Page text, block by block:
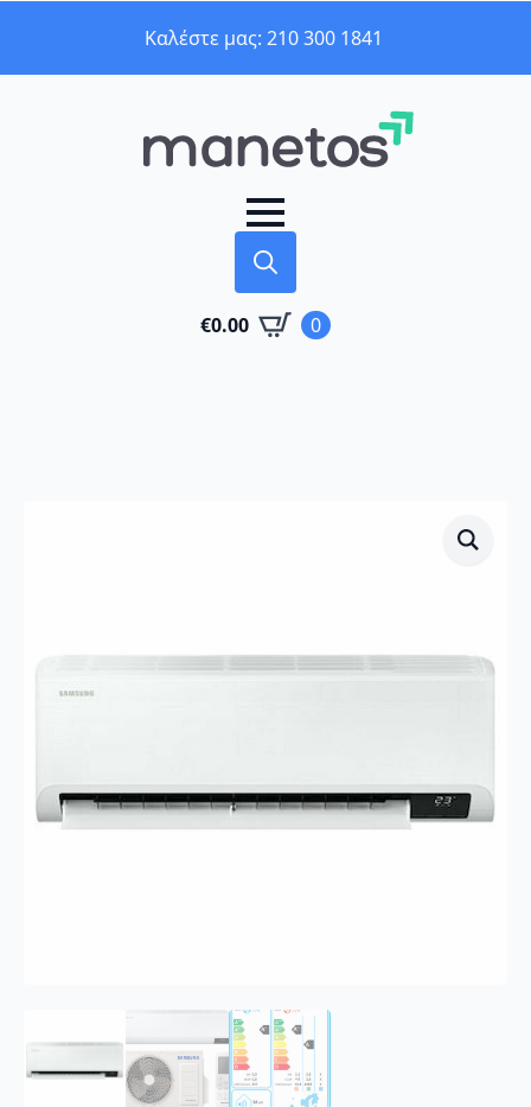
Καλέστε μας: 210 300 1841
for:
€0.00 0